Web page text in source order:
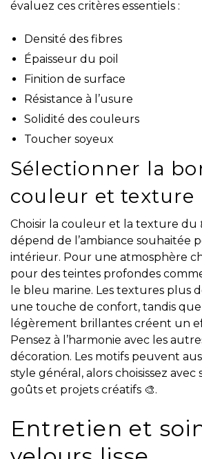
évaluez ces critères essentiels :
Densité des fibres
Épaisseur du poil
Finition de surface
Résistance à l’usure
Solidité des couleurs
Toucher soyeux
Sélectionner la
couleur et texture
Choisir la couleur et la texture du
dépend de l’ambiance souhaitée
intérieur. Pour une atmosphère
pour des teintes profondes
le bleu marine. Les textures plus
une touche de confort, tandis que
légèrement brillantes créent un
Pensez à l’harmonie avec les
décoration. Les motifs peuvent
style général, alors choisissez avec
goûts et projets créatifs 🎨.
Entretien et